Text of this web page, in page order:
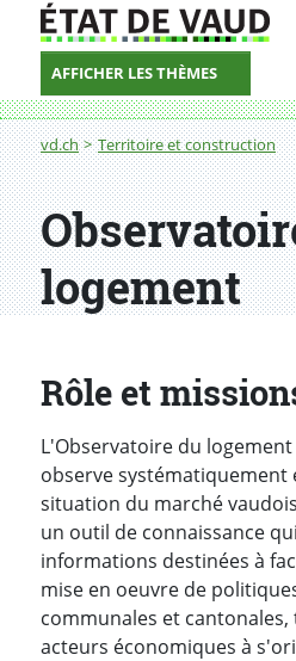
AFFICHER LES THÈMES
Fil d'Ariane
vd.ch Territoire et construction
Observatoire du logement
logement
Rôle et
L'Observatoire du
observe systématiquement
situation du marché
un outil de connaissance
informations destinées à
mise en oeuvre de
communales et
acteurs économiques à